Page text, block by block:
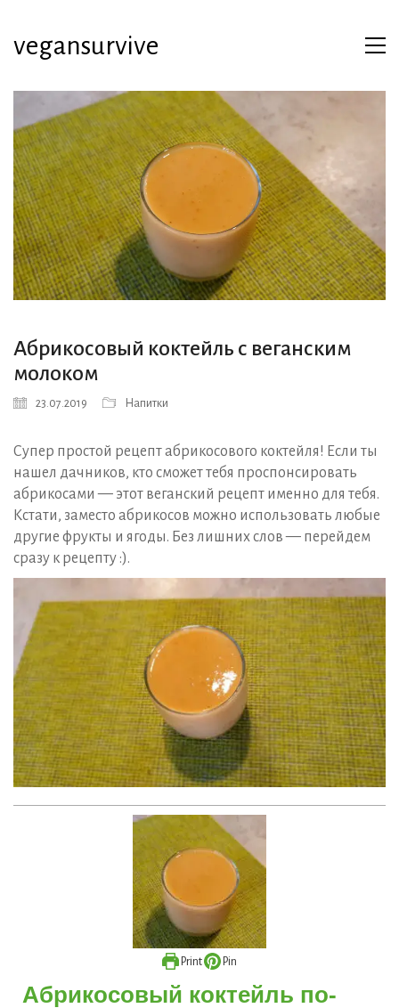
vegansurvive
Абрикосовый коктейль с веганским
молоком
23.07.2019 Напитки
Супер простой рецепт абрикосового коктейля! Если ты
нашел дачников, кто сможет тебя проспонсировать
абрикосами — этот веганский рецепт именно для тебя.
Кстати, заместо абрикосов можно использовать любые
другие фрукты и ягоды. Без лишних слов — перейдем
сразу к рецепту :).
Print Pin
Абрикосовый коктейль по-